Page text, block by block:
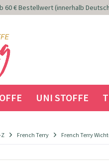
60 € Bestellwert (innerhalb
UNI STOFFE
Z French Terry French Terry